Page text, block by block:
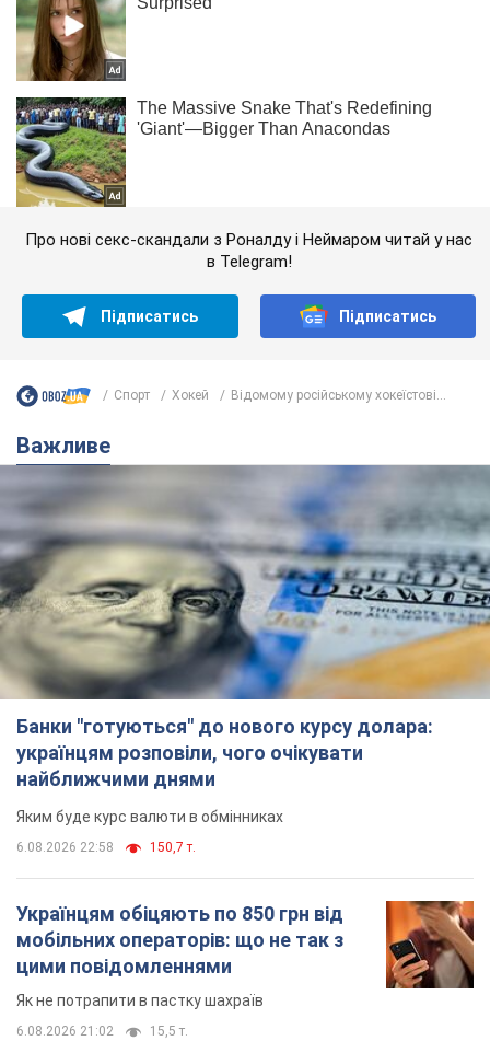
Про нові секс-скандали з Роналду і Неймаром читай у нас
в Telegram!
Підписатись Підписатись
Спорт Хокей Відомому російському хокеїстові...
Важливе
Банки "готуються" до нового курсу долара:
українцям розповіли, чого очікувати
найближчими днями
Яким буде курс валюти в обмінниках
6.08.2026 22:58 150,7 т.
Українцям обіцяють по 850 грн від
мобільних операторів: що не так з
цими повідомленнями
Як не потрапити в пастку шахраїв
6.08.2026 21:02 15,5 т.